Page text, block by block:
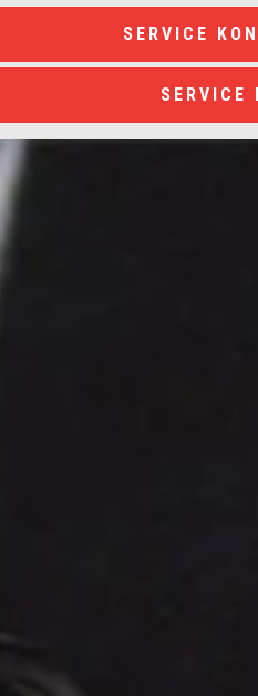
SERVICE
SERVICE